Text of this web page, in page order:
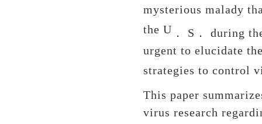
mysterious malady
the U ． S ． during
urgent to elucidate
strategies to control
This paper
virus research